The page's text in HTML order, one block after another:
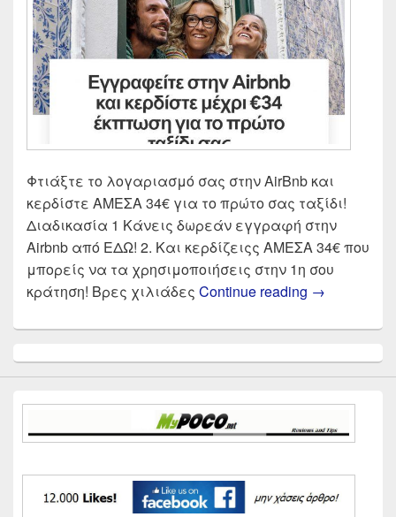
Φτιάξτε το λογαριασμό σας στην AirBnb και
κερδίστε ΑΜΕΣΑ 34€ για το πρώτο σας ταξίδι!
Διαδικασία 1 Κάνεις δωρεάν εγγραφή στην
Airbnb από ΕΔΩ! 2. Και κερδίζειςς ΑΜΕΣΑ 34€ που
μπορείς να τα χρησιμοποιήσεις στην 1η σου
κράτηση! Βρες χιλιάδες Continue reading Airbnb
→
Sidebar
Widget